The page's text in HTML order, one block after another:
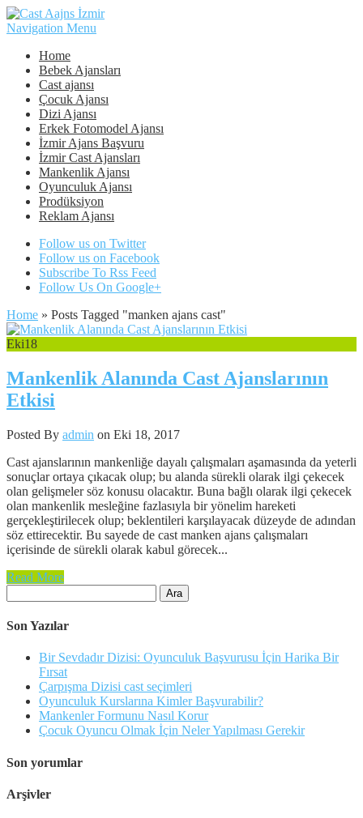
Navigation Menu
Home
Bebek Ajansları
Cast ajansı
Çocuk Ajansı
Dizi Ajansı
Erkek Fotomodel Ajansı
İzmir Ajans Başvuru
İzmir Cast Ajansları
Mankenlik Ajansı
Oyunculuk Ajansı
Prodüksiyon
Reklam Ajansı
Follow us on Twitter
Follow us on Facebook
Subscribe To Rss Feed
Follow Us On Google+
Home » Posts Tagged "manken ajans cast"
Eki18
Mankenlik Alanında Cast Ajanslarının
Etkisi
Posted By admin on Eki 18, 2017
Cast ajanslarının mankenliğe dayalı çalışmaları aşamasında da yeterli
sonuçlar ortaya çıkacak olup; bu alanda sürekli olarak ilgi çekecek
olan gelişmeler söz konusu olacaktır. Buna bağlı olarak ilgi çekecek
olan mankenlik mesleğine fazlasıyla bir yönelim hareketi
gerçekleştirilecek olup; beklentileri karşılayacak düzeyde de adından
söz ettirecektir. Bu sayede de cast manken ajans çalışmaları
içerisinde de sürekli olarak kabul görecek...
Read More
Son Yazılar
Bir Sevdadır Dizisi: Oyunculuk Başvurusu İçin Harika Bir
Fırsat
Çarpışma Dizisi cast seçimleri
Oyunculuk Kurslarına Kimler Başvurabilir?
Mankenler Formunu Nasıl Korur
Çocuk Oyuncu Olmak İçin Neler Yapılması Gerekir
Son yorumlar
Arşivler